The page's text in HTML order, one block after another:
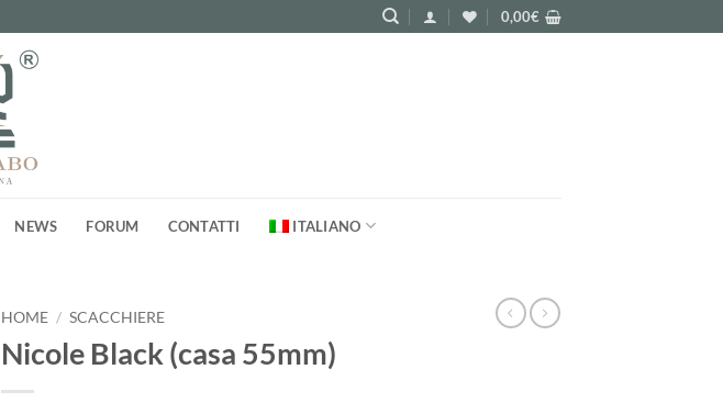
0,00€
NEWS FORUM CONTATTI ITALIANO
HOME / SCACCHIERE
Nicole Black (casa 55mm)